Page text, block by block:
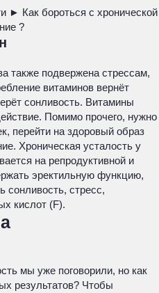
► Как бороться с хронической
?
также подвержена стрессам,
витаминов вернёт
сонливость. Витамины
Помимо прочего, нужно
перейти на здоровый образ
Хроническая усталость у
на репродуктивной и
эректильную функцию,
сонливость, стресс,
кислот (F).
мы уже поговорили, но как
результатов? Чтобы